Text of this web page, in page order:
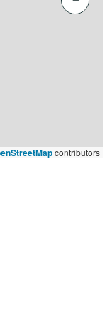
contributors